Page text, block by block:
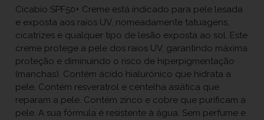
Cicabio SPF50+ Creme está indicado para pele lesada
e exposta aos raios UV, nomeadamente tatuagens,
cicatrizes e qualquer tipo de lesão exposta ao sol. Este
creme protege a pele dos raios UV, garantindo máxima
proteção e diminuindo o risco de hiperpigmentação
(manchas). Contém ácido hialurónico que hidrata a
pele. Contém resveratrol e centelha asiática que
reparam a pele. Contém zinco e cobre que purificam a
pele. A sua fórmula é resistente à água. Sem perfume e